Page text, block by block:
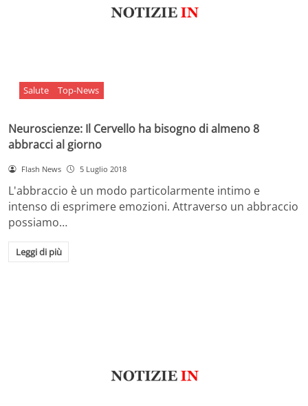
Salute Top-News
Neuroscienze: Il Cervello ha bisogno di almeno 8
abbracci al giorno
Flash News 5 Luglio 2018
L'abbraccio è un modo particolarmente intimo e
intenso di esprimere emozioni. Attraverso un abbraccio
possiamo…
Leggi di più